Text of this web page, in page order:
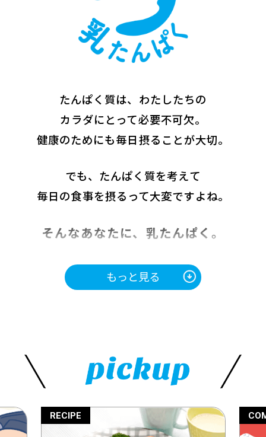
たんぱく質は、わたしたちの
カラダにとって必要不可欠。
健康のためにも毎日摂ることが大切。
でも、たんぱく質を考えて
毎日の食事を摂るって大変ですよね。
そんなあなたに、乳たんぱく。
もっと見る
COMICS